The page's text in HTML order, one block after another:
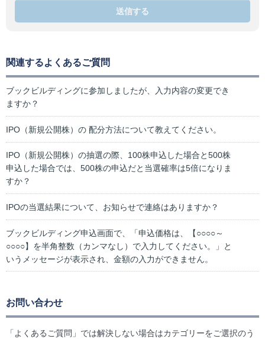
送信する
関連するよくあるご質問
ブックビルディングに参加しましたが、入力内容の変更でき
ますか？
IPO（新規公開株）の 配分方法について教えてください。
IPO（新規公開株）の抽選の際、100株申込した場合と500株
申込した場合では、500株の申込だと当選確率は5倍になりま
すか？
IPOの当選結果について、お知らせで連絡はありますか？
ブックビルディング申込画面で、「申込価格は、【○○○○～
○○○○】を半角整数（カンマなし）で入力してください。」と
いうメッセージが表示され、金額の入力ができません。
お問い合わせ
「よくあるご質問」では解決しない場合はカテゴリーをご選択のう